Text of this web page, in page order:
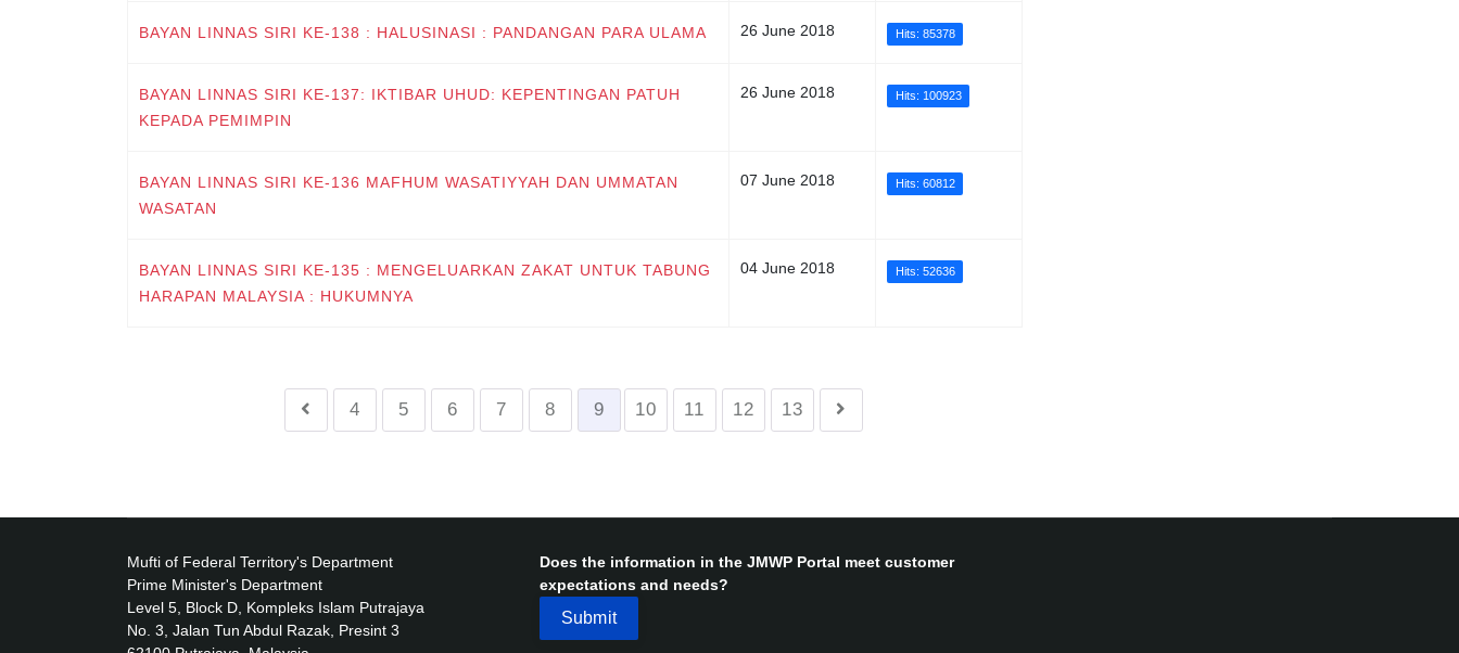
BAYAN LINNAS SIRI KE-138 : HALUSINASI : PANDANGAN PARA ULAMA 26 June 2018 Hits: 85378
BAYAN LINNAS SIRI KE-137: IKTIBAR UHUD: KEPENTINGAN PATUH
KEPADA PEMIMPIN
26 June 2018 Hits: 100923
BAYAN LINNAS SIRI KE-136 MAFHUM WASATIYYAH DAN UMMATAN
WASATAN
07 June 2018 Hits: 60812
BAYAN LINNAS SIRI KE-135 : MENGELUARKAN ZAKAT UNTUK TABUNG
HARAPAN MALAYSIA : HUKUMNYA
04 June 2018 Hits: 52636
4 5 6 7 8 9 10 11 12 13
Mufti of Federal Territory's Department
Prime Minister's Department
Level 5, Block D, Kompleks Islam Putrajaya
No. 3, Jalan Tun Abdul Razak, Presint 3
Does the information in the JMWP Portal meet customer
expectations and needs?